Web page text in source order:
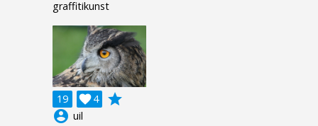
graffitikunst
19 4

grade
account_circle uil